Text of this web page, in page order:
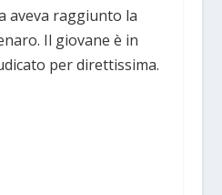
aveva raggiunto la
Il giovane è in
per direttissima.